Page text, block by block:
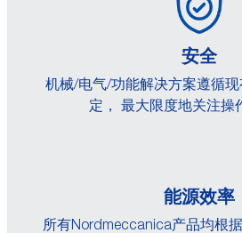
安全
机械/电气/功能解决方案遵循
定， 最大限度地关注操
能源效率
所有Nordmeccanica产品均根